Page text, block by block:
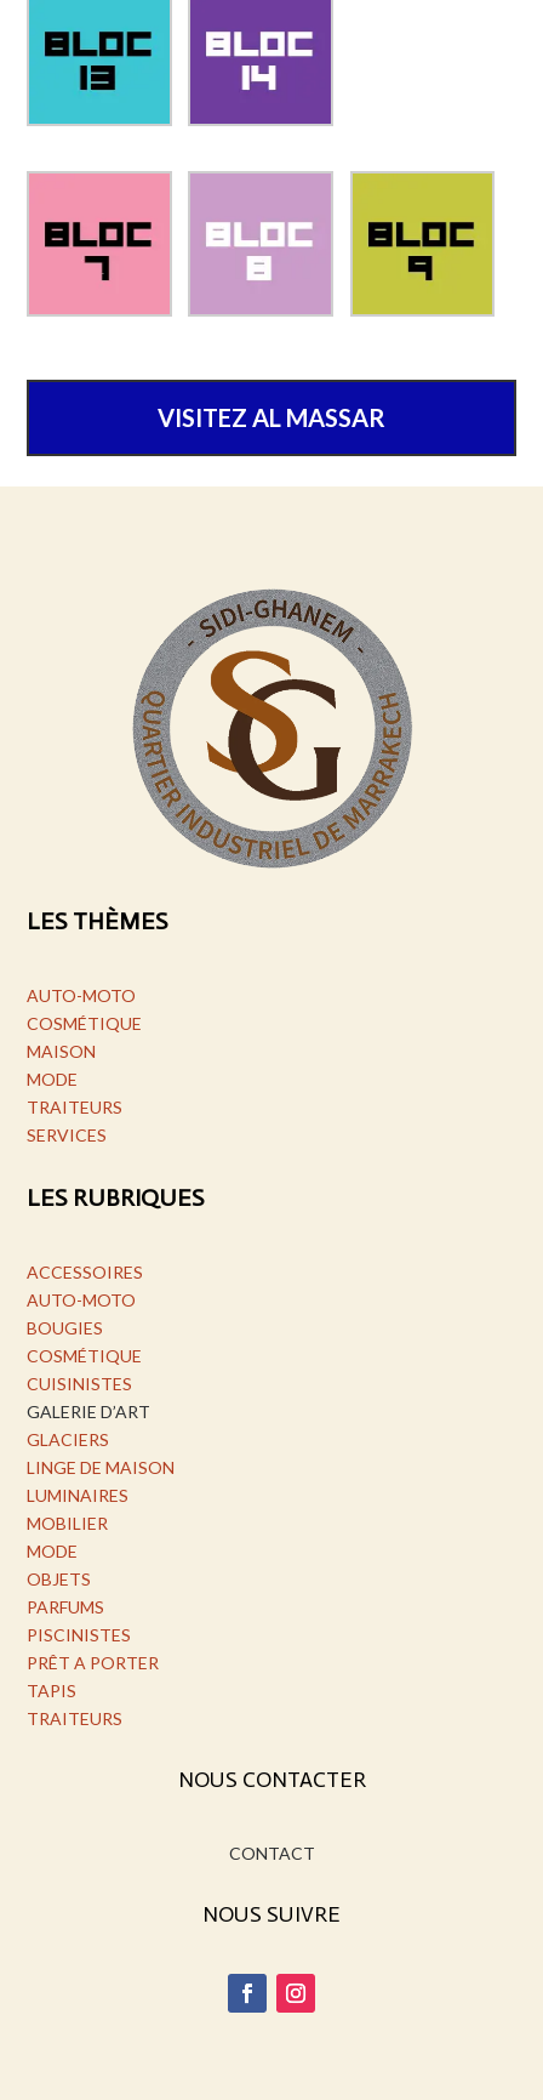
VISITEZ AL MASSAR
LES THÈMES
AUTO-MOTO
COSMÉTIQUE
MAISON
MODE
TRAITEURS
SERVICES
LES RUBRIQUES
ACCESSOIRES
AUTO-MOTO
BOUGIES
COSMÉTIQUE
CUISINISTES
GALERIE D’ART
GLACIERS
LINGE DE MAISON
LUMINAIRES
MOBILIER
MODE
OBJETS
PARFUMS
PISCINISTES
PRÊT A PORTER
TAPIS
TRAITEURS
NOUS CONTACTER
CONTACT
NOUS SUIVRE